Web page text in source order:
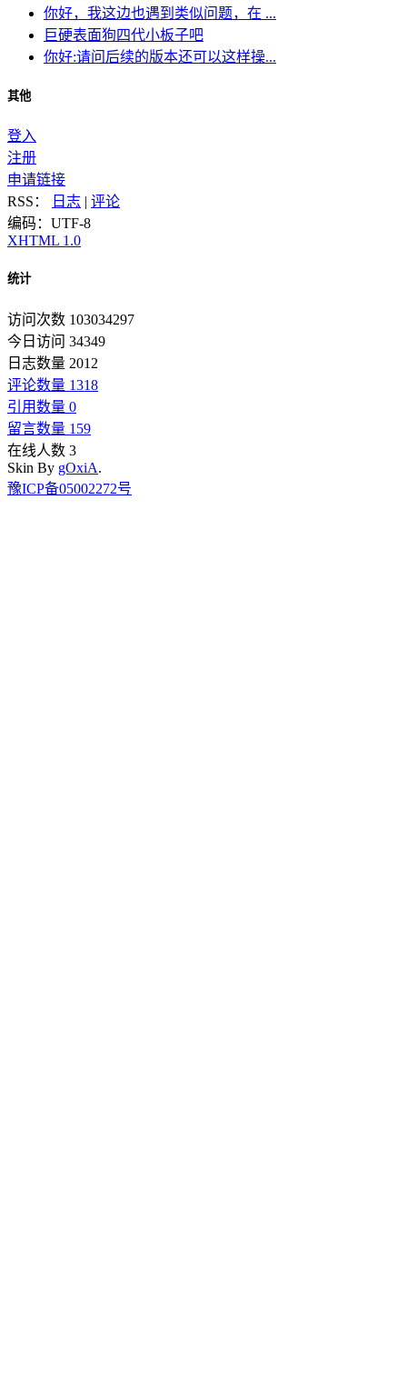
你好，我这边也遇到类似问题，在 ...
巨硬表面狗四代小板子吧
你好:请问后续的版本还可以这样操...
其他
登入
注册
申请链接
RSS：
日志 | 评论
编码：UTF-8
XHTML 1.0
统计
访问次数 103034297
今日访问 34349
日志数量 2012
评论数量 1318
引用数量 0
留言数量 159
在线人数 3
Skin By gOxiA.
豫ICP备05002272号